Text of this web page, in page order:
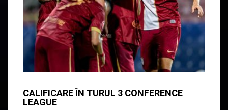
CALIFICARE ÎN TURUL 3 CONFERENCE
LEAGUE